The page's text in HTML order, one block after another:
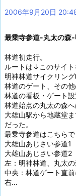
2006年9月20日
最乗寺参道-丸太の森
林道初走行。
ルートは↓このサイト
明神林道サイクリン
林道のゲート、その
林道の看板・ゲート
林道始点の丸太の森
大雄山駅から地蔵堂
だった。
最乗寺参道はこちら
大雄山あじさい参道1
大雄山あじさい参道2
左：明神林道、丸太の
中央：林道ゲート直
右…